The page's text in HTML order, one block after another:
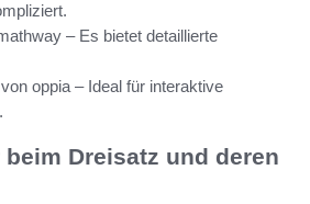
– Es bietet detaillierte
oppia – Ideal für interaktive
Dreisatz und deren